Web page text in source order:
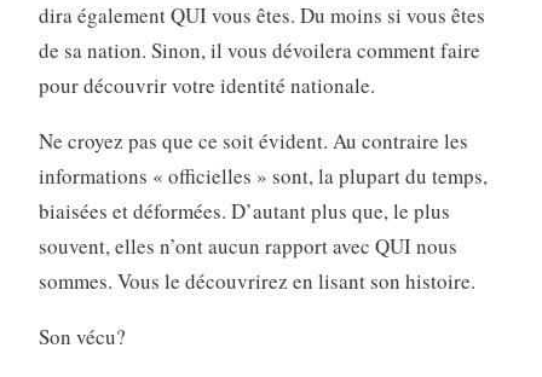
dira également QUI vous êtes. Du moins si vous êtes
de sa nation. Sinon, il vous dévoilera comment faire
pour découvrir votre identité nationale.
Ne croyez pas que ce soit évident. Au contraire les
informations « officielles » sont, la plupart du temps,
biaisées et déformées. D’autant plus que, le plus
souvent, elles n’ont aucun rapport avec QUI nous
sommes. Vous le découvrirez en lisant son histoire.
Son vécu?